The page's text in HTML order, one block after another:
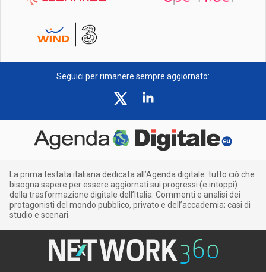
Seguici per rimanere sempre aggiornato:
La prima testata italiana dedicata all’Agenda digitale: tutto ciò che
bisogna sapere per essere aggiornati sui progressi (e intoppi)
della trasformazione digitale dell’Italia. Commenti e analisi dei
protagonisti del mondo pubblico, privato e dell’accademia; casi di
studio e scenari.